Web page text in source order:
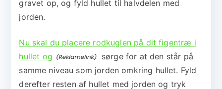
gravet op, og fyld hullet til halvdelen med
jorden.
Nu skal du placere rodkuglen på dit figentræ i
hullet og
sørge for at den står på
samme niveau som jorden omkring hullet. Fyld
derefter resten af hullet med jorden og tryk